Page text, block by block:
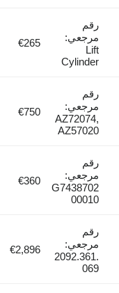
رقم
مرجعي:
Lift
Cylinder
€265
رقم
مرجعي:
AZ72074,
AZ57020
€750
رقم
مرجعي:
G7438702
00010
€360
رقم
مرجعي:
2092.361.
069
€2,896